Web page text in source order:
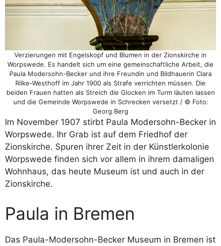
Verzierungen mit Engelskopf und Blumen in der Zionskirche in
Worpswede. Es handelt sich um eine gemeinschaftliche Arbeit, die
Paula Modersohn-Becker und ihre Freundin und Bildhauerin Clara
Rilke-Westhoff im Jahr 1900 als Strafe verrichten müssen. Die
beiden Frauen hatten als Streich die Glocken im Turm läuten lassen
und die Gemeinde Worpswede in Schrecken versetzt / © Foto:
Georg Berg
Im November 1907 stirbt Paula Modersohn-Becker in
Worpswede. Ihr Grab ist auf dem Friedhof der
Zionskirche. Spuren ihrer Zeit in der Künstlerkolonie
Worpswede finden sich vor allem in ihrem damaligen
Wohnhaus, das heute Museum ist und auch in der
Zionskirche.
Paula in Bremen
Das Paula-Modersohn-Becker Museum in Bremen ist